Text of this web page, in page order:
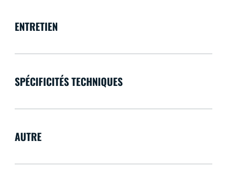
ENTRETIEN
SPÉCIFICITÉS TECHNIQUES
AUTRE